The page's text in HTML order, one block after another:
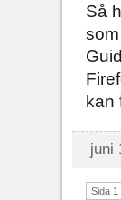
Så
kan
juni
Sida 1